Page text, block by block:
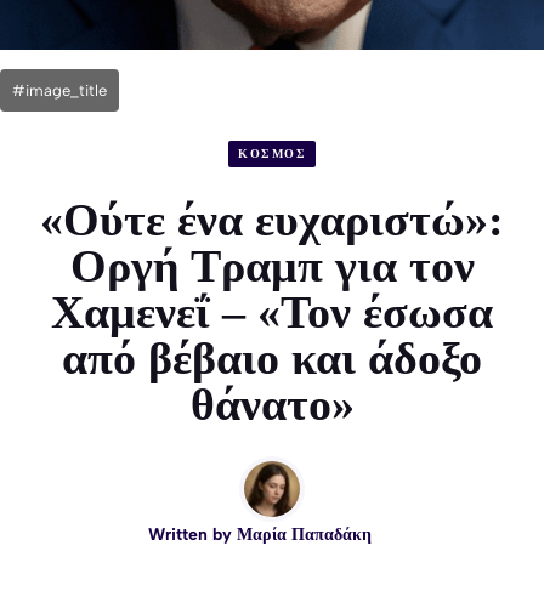
#image_title
ΚΟΣΜΟΣ
«Ούτε ένα ευχαριστώ»:
Οργή Τραμπ για τον
Χαμενεΐ – «Τον έσωσα
από βέβαιο και άδοξο
θάνατο»
Written by Μαρία Παπαδάκη